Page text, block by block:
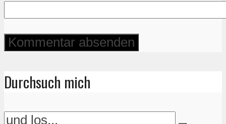
Durchsuch mich